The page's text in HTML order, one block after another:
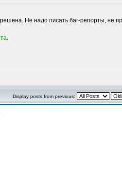
Не надо писать баг-репорты, не
Display posts from previous: